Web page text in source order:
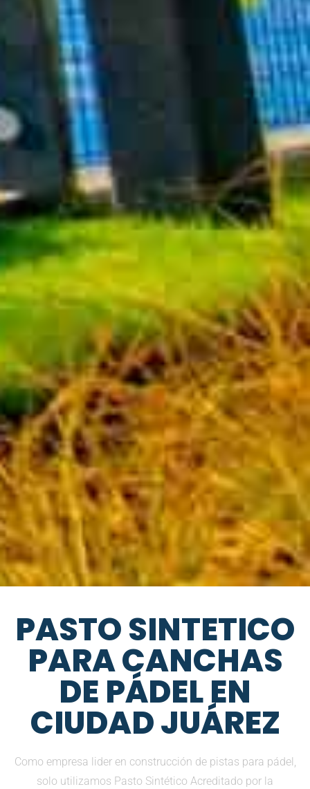
PASTO SINTETICO
PARA CANCHAS
DE PÁDEL EN
CIUDAD JUÁREZ
Como empresa lider en construcción de pistas para pádel,
solo utilizamos Pasto Sintético Acreditado por la